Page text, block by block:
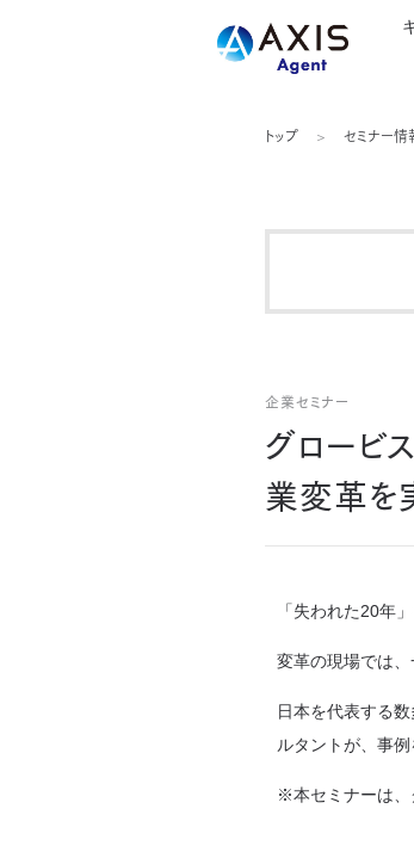
トップ セミナー情
企業セミナー
グロービ
業変革を
「失われた20年
変革の現場では
日本を代表する
ルタントが、事例
※本セミナーは、